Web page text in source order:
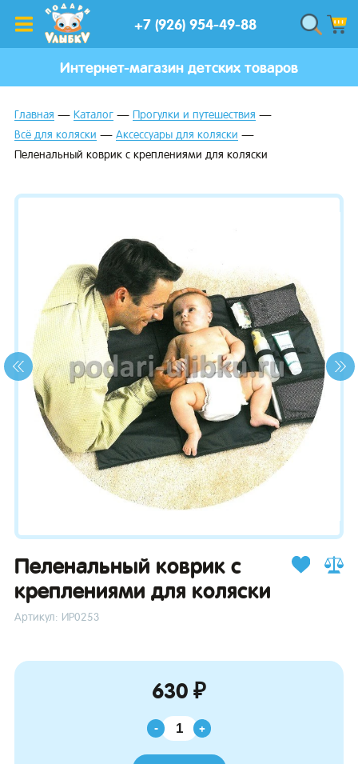
+7 (926) 954-49-88
Интернет-магазин детских товаров
Главная Каталог
Прогулки и путешествия
Всё для коляски
Аксессуары для коляски
Пеленальный коврик с креплениями для коляски
Пеленальный коврик с
креплениями для коляски
Артикул: ИP0253
630 ₽
- +